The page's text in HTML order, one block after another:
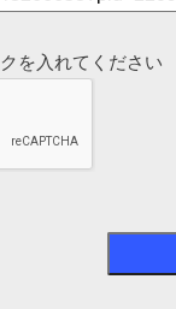
を入れてください